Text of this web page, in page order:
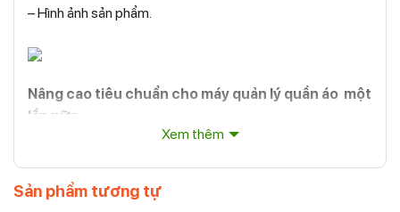
– Hình ảnh sản phẩm.
Nâng cao tiêu chuẩn cho máy quản lý quần áo một
lần nữa
– Máy tạo kiểu hoàn toàn MỚI, mạnh mẽ hơn và tinh tế
Xem thêm
Sản phẩm tương tự